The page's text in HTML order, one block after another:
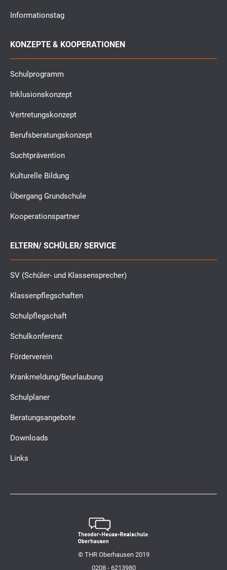
Informationstag
KONZEPTE & KOOPERATIONEN
Schulprogramm
Inklusionskonzept
Vertretungskonzept
Berufsberatungskonzept
Suchtprävention
Kulturelle Bildung
Übergang Grundschule
Kooperationspartner
ELTERN/ SCHÜLER/ SERVICE
SV (Schüler- und Klassensprecher)
Klassenpflegschaften
Schulpflegschaft
Schulkonferenz
Förderverein
Krankmeldung/Beurlaubung
Schulplaner
Beratungsangebote
Downloads
Links
© THR Oberhausen 2019
0208 - 6213980